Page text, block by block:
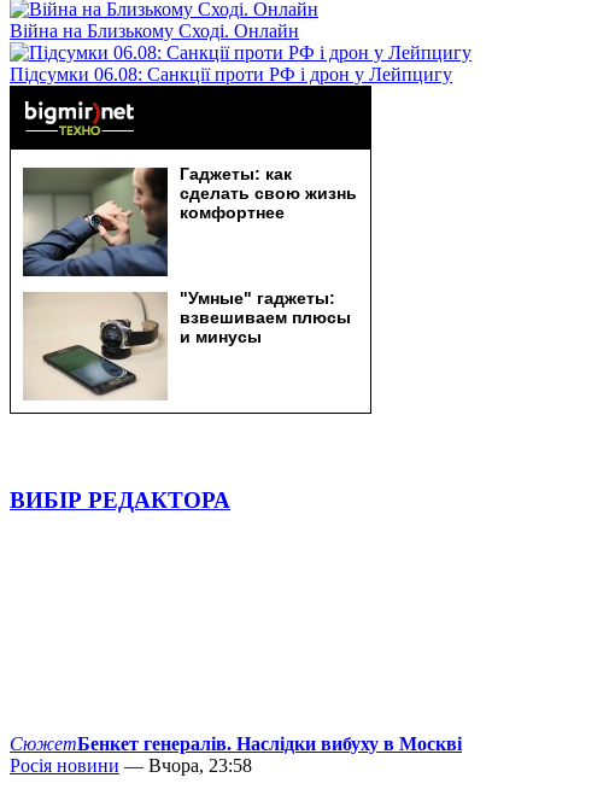
Війна на Близькому Сході. Онлайн
Підсумки 06.08: Санкції проти РФ і дрон у Лейпцигу
ВИБІР РЕДАКТОРА
СюжетБенкет генералів. Наслідки вибуху в Москві
Росія новини — Вчора, 23:58